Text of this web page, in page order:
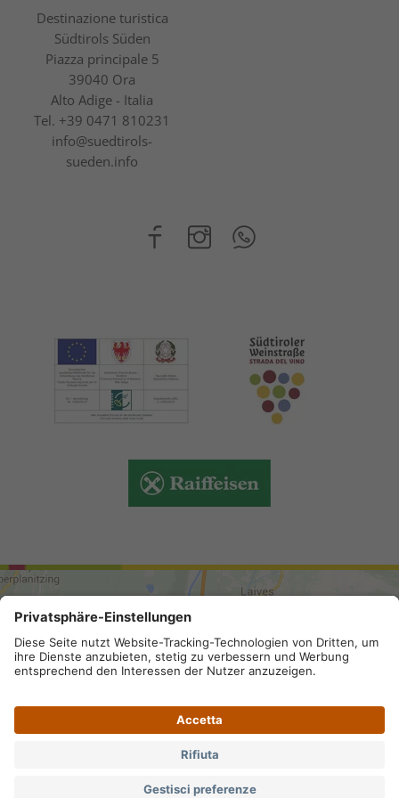
Destinazione turistica
Südtirols Süden
Piazza principale 5
39040 Ora
Alto Adige - Italia
Tel. +39 0471 810231
info@suedtirols-
sueden.info
ARRIVO
Partita IVA IT 02296130210; SDI-Kodex: A4RZ960